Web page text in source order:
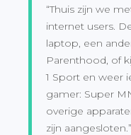
“Thuis zijn we
internet users.
laptop, een
Parenthood, of
1 Sport en weer
gamer: Super
overige
zijn aangesloten.”